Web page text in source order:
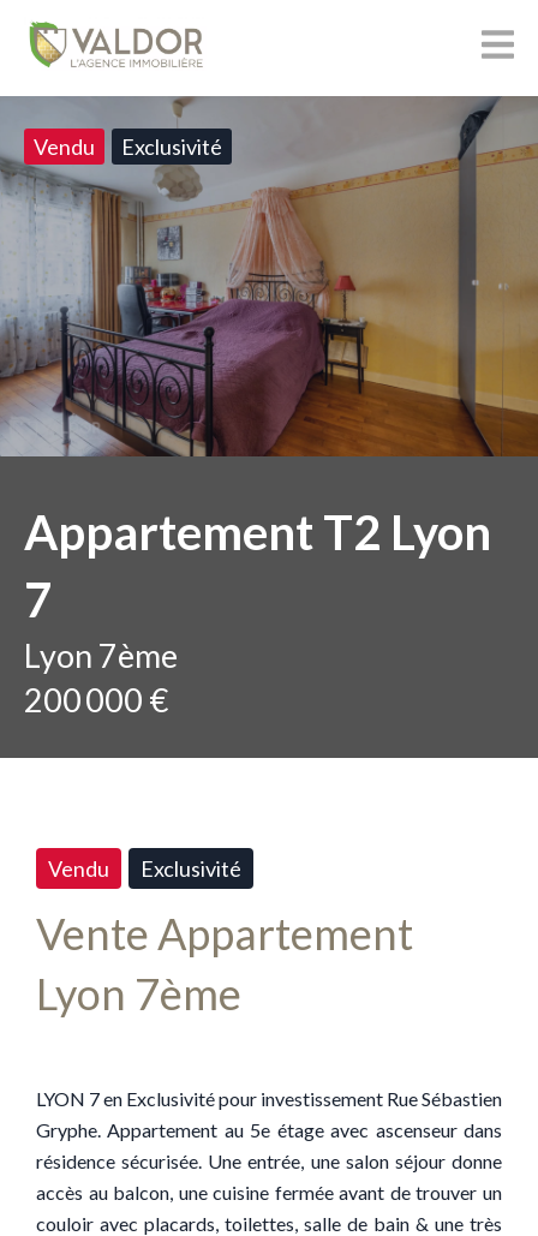
Vendu Exclusivité
Appartement T2 Lyon
7
Lyon 7ème
200 000 €
Vendu Exclusivité
Vente Appartement
Lyon 7ème
LYON 7 en Exclusivité pour investissement Rue Sébastien
Gryphe. Appartement au 5e étage avec ascenseur dans
résidence sécurisée. Une entrée, une salon séjour donne
accès au balcon, une cuisine fermée avant de trouver un
couloir avec placards, toilettes, salle de bain & une très